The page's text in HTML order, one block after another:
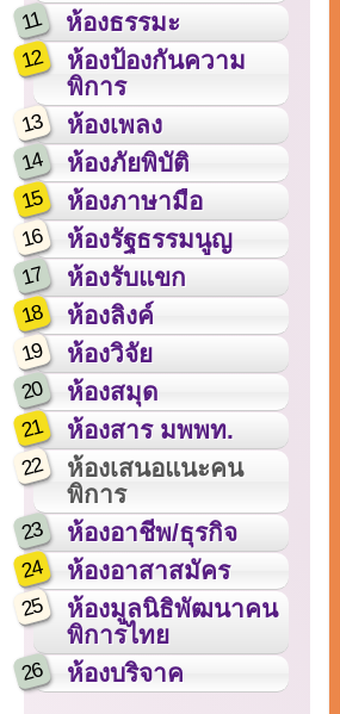
11 ห้องธรรมะ
12
ห้องป้องกันความ
พิการ
13 ห้องเพลง
14 ห้องภัยพิบัติ
15 ห้องภาษามือ
16 ห้องรัฐธรรมนูญ
17 ห้องรับแขก
18 ห้องลิงค์
19 ห้องวิจัย
20 ห้องสมุด
21 ห้องสาร มพพท.
22
ห้องเสนอแนะคน
พิการ
23 ห้องอาชีพ/ธุรกิจ
24 ห้องอาสาสมัคร
25
ห้องมูลนิธิพัฒนาคน
พิการไทย
26 ห้องบริจาค